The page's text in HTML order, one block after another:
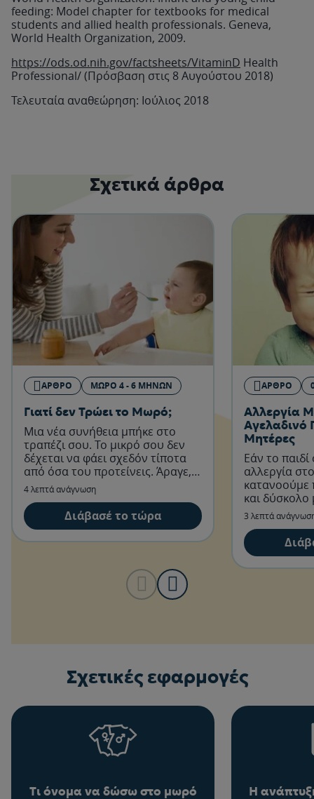
feeding: Model chapter for textbooks for medical
students and allied health professionals. Geneva,
World Health Organization, 2009.
https://ods.od.nih.gov/factsheets/VitaminD Health
Professional/ (Πρόσβαση στις 8 Αυγούστου 2018)
Τελευταία αναθεώρηση: Ιούλιος 2018
Σχετικά άρθρα
ΆΡΘΡΟ ΜΩΡΌ 4 - 6 ΜΗΝΏΝ
Γιατί δεν Τρώει το Μωρό;
Μια νέα συνήθεια μπήκε στο
τραπέζι σου. Το μικρό σου δεν
δέχεται να φάει σχεδόν τίποτα
από όσα του προτείνεις. Άραγε,
υπάρχει κάποιο μυστικό κόλπο;
4 λεπτά ανάγνωση
Διάβασέ το τώρα
ΆΡΘΡΟ
Αλλεργία
Αγελαδινό
Μητέρες
Εάν το
αλλεργία
κατανοούμε
και δύσκολο
αυτό.
3 λεπτά
Σχετικές εφαρμογές
Τι όνομα να δώσω στο μωρό Η